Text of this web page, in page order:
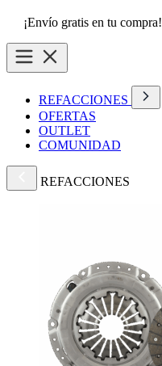
¡Envío gratis en tu compra!
REFACCIONES
OFERTAS
OUTLET
COMUNIDAD
REFACCIONES